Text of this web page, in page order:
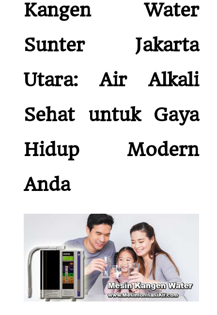
Kangen Water
Sunter Jakarta
Utara: Air Alkali
Sehat untuk Gaya
Hidup Modern
Anda